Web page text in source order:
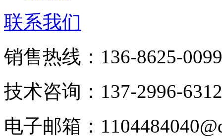
联系我们
销售热线：136-8625-0099
技术咨询：137-2996-6312
电子邮箱：